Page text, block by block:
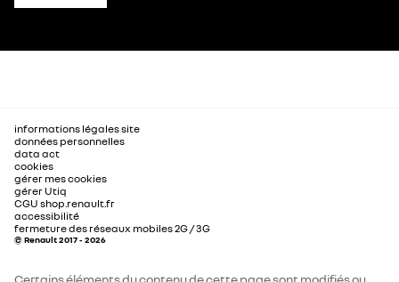
informations légales site
données personnelles
data act
cookies
gérer mes cookies
gérer Utiq
CGU shop.renault.fr
accessibilité
fermeture des réseaux mobiles 2G / 3G
© Renault 2017 - 2026